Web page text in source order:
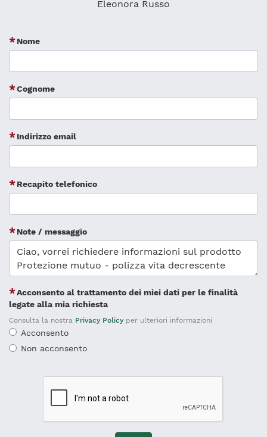
Eleonora Russo
Nome
Cognome
Indirizzo email
Recapito telefonico
Note / messaggio
Acconsento al trattamento dei miei dati per le finalità
legate alla mia richiesta
Consulta la nostra Privacy Policy per ulteriori informazioni
Acconsento
Non acconsento